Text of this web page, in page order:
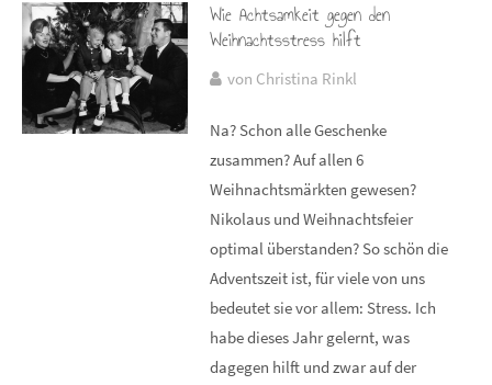
Wie Achtsamkeit gegen den
Weihnachtsstress hilft
von Christina Rinkl
Na? Schon alle Geschenke
zusammen? Auf allen 6
Weihnachtsmärkten gewesen?
Nikolaus und Weihnachtsfeier
optimal überstanden? So schön die
Adventszeit ist, für viele von uns
bedeutet sie vor allem: Stress. Ich
habe dieses Jahr gelernt, was
dagegen hilft und zwar auf der